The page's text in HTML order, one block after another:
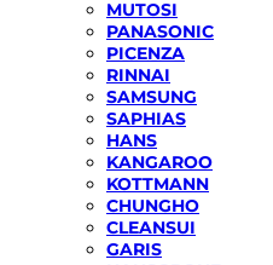
MUTOSI
PANASONIC
PICENZA
RINNAI
SAMSUNG
SAPHIAS
HANS
KANGAROO
KOTTMANN
CHUNGHO
CLEANSUI
GARIS